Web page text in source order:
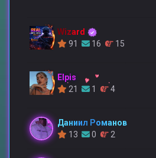
Wizard
91
16 15
Elpis
21
1 4
Даниил Романов
13
0 2